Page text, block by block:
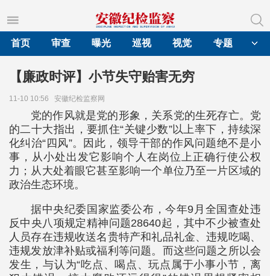
首页
审查 曝光 巡视 视觉 专题
【廉政时评】小节失守贻害无穷
11-10 10:56 安徽纪检监察网
党的作风就是党的形象，关系党的生死存亡。党
的二十大指出，要抓住“关键少数”以上率下，持续深
化纠治“四风”。因此，领导干部的作风问题绝不是小
事，从小处出发它影响个人在岗位上正确行使公权
力；从大处着眼它甚至影响一个单位乃至一片区域的
政治生态环境。
据中央纪委国家监委公布，今年9月全国查处违
反中央八项规定精神问题28640起，其中不少被查处
人员存在违规收送名贵特产和礼品礼金、违规吃喝、
违规发放津补贴或福利等问题。而这些问题之所以会
发生，与认为“吃点、喝点、玩点属于小事小节，离